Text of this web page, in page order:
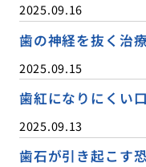
2025.09.16
歯の神経を抜く治
2025.09.15
歯紅になりにくい
2025.09.13
歯石が引き起こす